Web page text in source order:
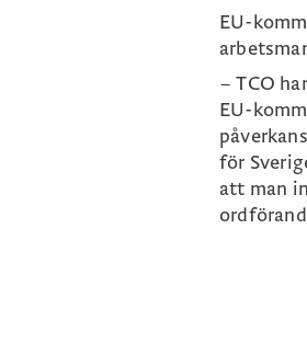
EU-
– TCO
EU-
för
att man